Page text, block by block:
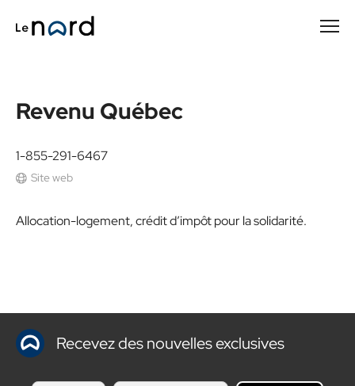
Revenu Québec
1-855-291-6467
Site web
Allocation-logement, crédit d’impôt pour la solidarité.
Recevez des nouvelles exclusives